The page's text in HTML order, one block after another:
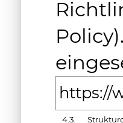
https://
4.3.